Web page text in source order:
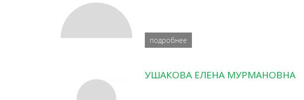
подробнее
УШАКОВА ЕЛЕНА МУРМАНОВНА